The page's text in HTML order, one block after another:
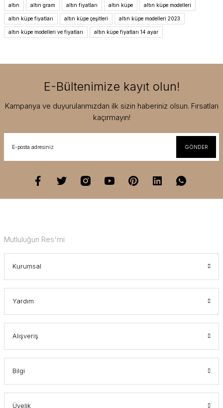
altın
altın gram altın fiyatları altın küpe altın küpe modelleri
altın küpe fiyatları altın küpe çeşitleri altın küpe modelleri 2023
altın küpe modelleri ve fiyatları altın küpe fiyatları 14 ayar
E-Bültenimize kayıt olun!
Kampanya ve duyurularımızdan ilk sizin haberiniz olsun. Fırsatları
kaçırmayın!
GÖNDER
Mutluluğun Res'mi
Kurumsal
Yardım
Alışveriş
Bilgi
Üyelik